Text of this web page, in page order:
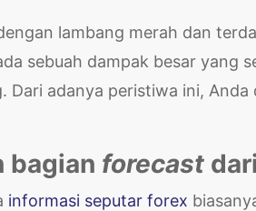
lambang merah dan
sebuah dampak besar yang
Dari adanya peristiwa ini,
bagian forecast
informasi seputar forex